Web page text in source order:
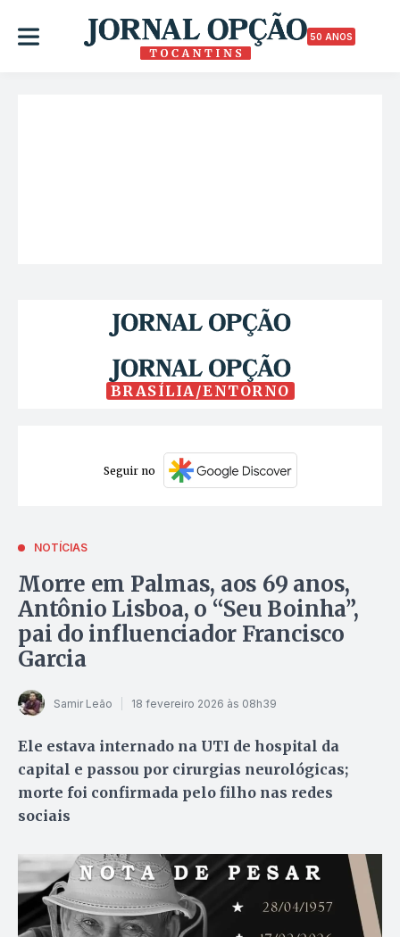
50 ANOS
BRASÍLIA/ENTORNO
Seguir no
NOTÍCIAS
Morre em Palmas, aos 69 anos,
Antônio Lisboa, o “Seu Boinha”,
pai do influenciador Francisco
Garcia
Samir Leão 18 fevereiro 2026 às 08h39
Ele estava internado na UTI de hospital da
capital e passou por cirurgias neurológicas;
morte foi confirmada pelo filho nas redes
sociais